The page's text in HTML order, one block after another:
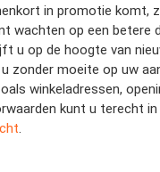
in promotie komt,
wachten op een betere
u op de hoogte van
zonder moeite op uw
winkeladressen,
kunt u terecht